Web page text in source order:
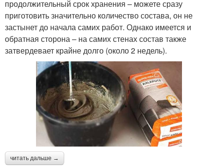
продолжительный срок хранения – можете сразу
приготовить значительно количество состава, он не
застынет до начала самих работ. Однако имеется и
обратная сторона – на самих стенах состав также
затвердевает крайне долго (около 2 недель).
читать дальше →